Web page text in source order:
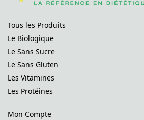
Tous les Produits
Le Biologique
Le Sans Sucre
Le Sans Gluten
Les Vitamines
Les Protéines
Mon Compte